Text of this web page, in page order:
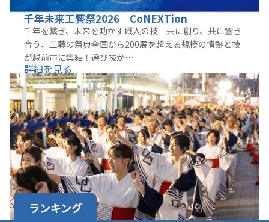
千年未来工藝祭2026 CoNEXTion
千年を繋ぎ、未来を動かす職人の技⁡ 共に創り、共に響き
合う、工藝の祭典全国から200展を超える規模の情熱と技
が越前市に集結！選び抜か…
詳細を見る
ランキング